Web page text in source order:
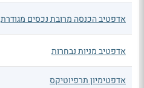
אדפטיב הכנסה מרובת נכסים מגודרת
אדפטיב מניות נבחרות
אדפטימיון תרפיוטיקס